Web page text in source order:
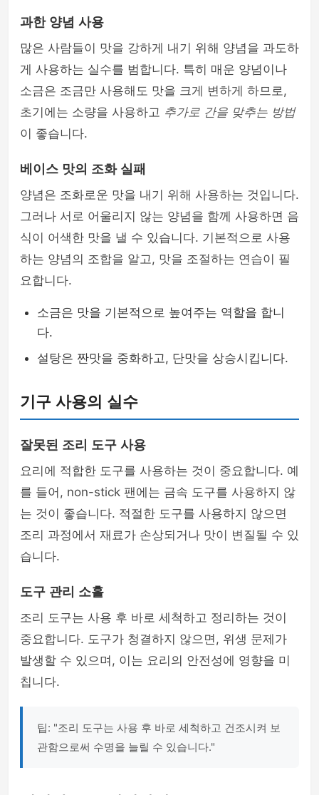
과한 양념 사용
많은 사람들이 맛을 강하게 내기 위해 양념을 과도하
게 사용하는 실수를 범합니다. 특히 매운 양념이나
소금은 조금만 사용해도 맛을 크게 변하게 하므로,
초기에는 소량을 사용하고 추가로 간을 맞추는 방법
이 좋습니다.
베이스 맛의 조화 실패
양념은 조화로운 맛을 내기 위해 사용하는 것입니다.
그러나 서로 어울리지 않는 양념을 함께 사용하면 음
식이 어색한 맛을 낼 수 있습니다. 기본적으로 사용
하는 양념의 조합을 알고, 맛을 조절하는 연습이 필
요합니다.
소금은 맛을 기본적으로 높여주는 역할을 합니
다.
설탕은 짠맛을 중화하고, 단맛을 상승시킵니다.
기구 사용의 실수
잘못된 조리 도구 사용
요리에 적합한 도구를 사용하는 것이 중요합니다. 예
를 들어, non-stick 팬에는 금속 도구를 사용하지 않
는 것이 좋습니다. 적절한 도구를 사용하지 않으면
조리 과정에서 재료가 손상되거나 맛이 변질될 수 있
습니다.
도구 관리 소홀
조리 도구는 사용 후 바로 세척하고 정리하는 것이
중요합니다. 도구가 청결하지 않으면, 위생 문제가
발생할 수 있으며, 이는 요리의 안전성에 영향을 미
칩니다.
팁: "조리 도구는 사용 후 바로 세척하고 건조시켜 보
관함으로써 수명을 늘릴 수 있습니다."